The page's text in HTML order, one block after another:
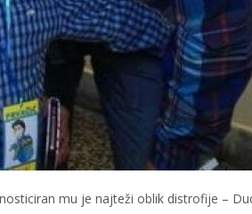
mu je najteži oblik distrofije –